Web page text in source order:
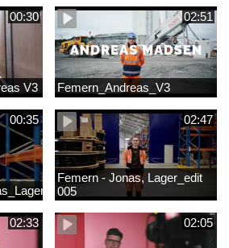
00:30
V3
02:51
Femern_Andreas_V3
00:35 02:47
Femern - Jonas, Lager_edit
005
02:33 02:05